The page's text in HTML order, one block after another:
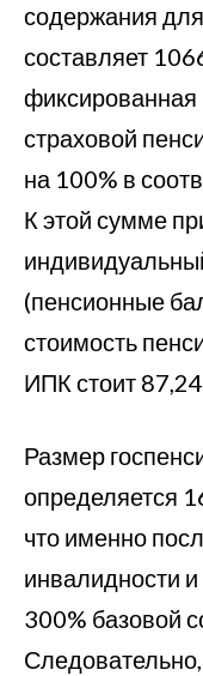
содержания
составляет
фиксированная
страховой
на 100% в
К этой сумме
(пенсионные
стоимость
ИПК стоит
Размер
определяется
что именно
инвалидности
300% базовой